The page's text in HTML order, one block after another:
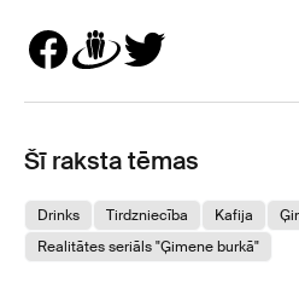
Šī raksta tēmas
Drinks Tirdzniecība Kafija
Realitātes seriāls "Ģimene burkā"